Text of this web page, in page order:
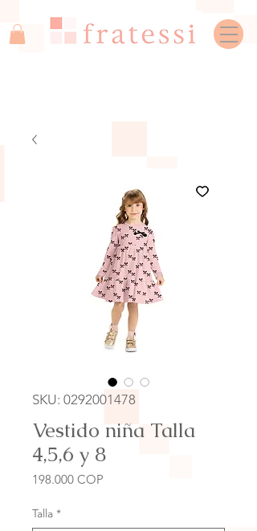
SKU: 0292001478
Vestido niña Talla
4,5,6 y 8
198.000 COP
Talla *